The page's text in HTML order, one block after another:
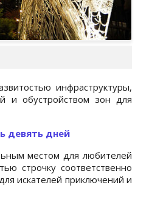
инфраструктуры,
и обустройством зон для
девять дней
местом для любителей
строчку соответственно
искателей приключений и